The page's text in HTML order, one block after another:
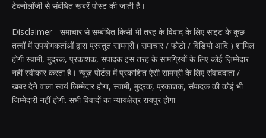
टेक्नोलॉजी से संबंधित खबरें पोस्ट की जाती है।
Disclaimer - समाचार से सम्बंधित किसी भी तरह के विवाद के लिए साइट के कुछ
तत्वों में उपयोगकर्ताओं द्वारा प्रस्तुत सामग्री ( समाचार / फोटो / विडियो आदि ) शामिल
होगी स्वामी, मुद्रक, प्रकाशक, संपादक इस तरह के सामग्रियों के लिए कोई ज़िम्मेदार
नहीं स्वीकार करता है। न्यूज़ पोर्टल में प्रकाशित ऐसी सामग्री के लिए संवाददाता /
खबर देने वाला स्वयं जिम्मेदार होगा, स्वामी, मुद्रक, प्रकाशक, संपादक की कोई भी
जिम्मेदारी नहीं होगी. सभी विवादों का न्यायक्षेत्र रायपुर होगा